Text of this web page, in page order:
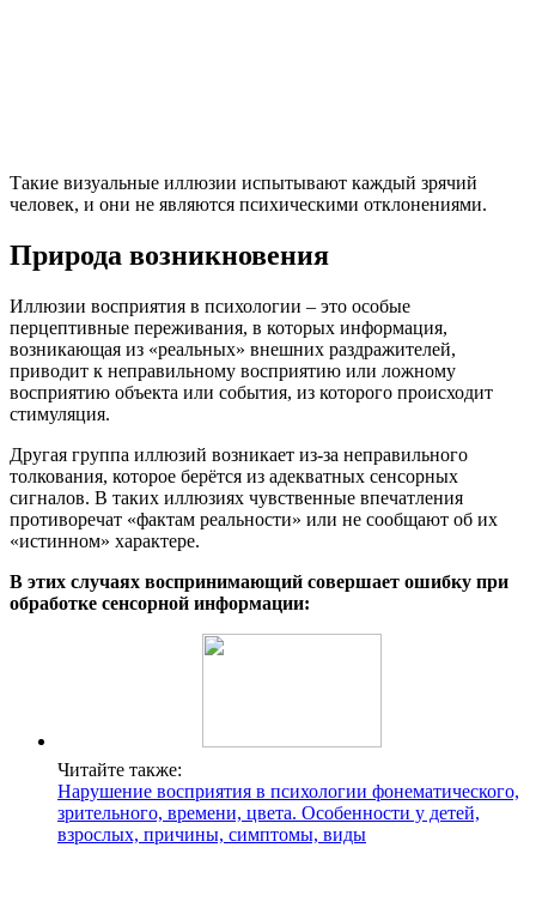
Такие визуальные иллюзии испытывают каждый зрячий
человек, и они не являются психическими отклонениями.
Природа возникновения
Иллюзии восприятия в психологии – это особые
перцептивные переживания, в которых информация,
возникающая из «реальных» внешних раздражителей,
приводит к неправильному восприятию или ложному
восприятию объекта или события, из которого происходит
стимуляция.
Другая группа иллюзий возникает из-за неправильного
толкования, которое берётся из адекватных сенсорных
сигналов. В таких иллюзиях чувственные впечатления
противоречат «фактам реальности» или не сообщают об их
«истинном» характере.
В этих случаях воспринимающий совершает ошибку при
обработке сенсорной информации:
Читайте также:
Нарушение восприятия в психологии фонематического,
зрительного, времени, цвета. Особенности у детей,
взрослых, причины, симптомы, виды